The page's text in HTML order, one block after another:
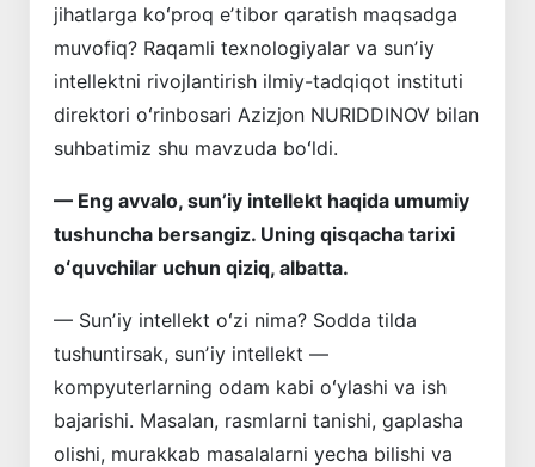
jihatlarga koʻproq eʼtibor qaratish maqsadga
muvofiq? Raqamli texnologiyalar va sunʼiy
intellektni rivojlantirish ilmiy-tadqiqot instituti
direktori oʻrinbosari Azizjon NURIDDINOV bilan
suhbatimiz shu mavzuda boʻldi.
— Eng avvalo, sunʼiy intellekt haqida umumiy
tushuncha bersangiz. Uning qisqacha tarixi
oʻquvchilar uchun qiziq, albatta.
— Sunʼiy intellekt oʻzi nima? Sodda tilda
tushuntirsak, sunʼiy intellekt —
kompyuterlarning odam kabi oʻylashi va ish
bajarishi. Masalan, rasmlarni tanishi, gaplasha
olishi, murakkab masalalarni yecha bilishi va